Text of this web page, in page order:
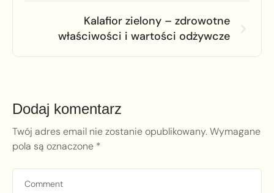
Kalafior zielony – zdrowotne
właściwości i wartości odżywcze
Dodaj komentarz
Twój adres email nie zostanie opublikowany.Wymagane
pola są oznaczone *